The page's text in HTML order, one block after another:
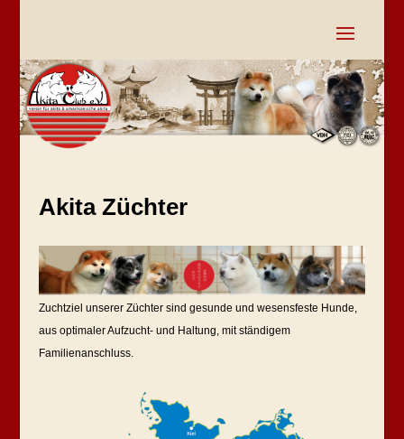
Akita Züchter
Zuchtziel unserer Züchter sind gesunde und wesensfeste Hunde,
aus optimaler Aufzucht- und Haltung, mit ständigem
Familienanschluss.